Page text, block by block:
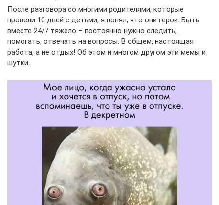
После разговора со многими родителями, которые
провели 10 дней с детьми, я понял, что они герои. Быть
вместе 24/7 тяжело – постоянно нужно следить,
помогать, отвечать на вопросы. В общем, настоящая
работа, а не отдых! Об этом и многом другом эти мемы и
шутки.